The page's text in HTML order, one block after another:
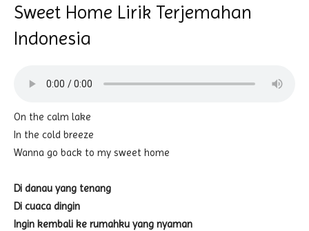
Sweet Home Lirik Terjemahan
Indonesia
On the calm lake
In the cold breeze
Wanna go back to my sweet home
Di danau yang tenang
Di cuaca dingin
Ingin kembali ke rumahku yang nyaman